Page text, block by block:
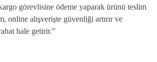
kargo görevlisine ödeme yaparak ürünü teslim
online alışverişte güvenliği artırır ve
hale getirir.”